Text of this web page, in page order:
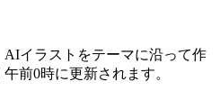
イラストをテーマに沿って作
前0時に更新されます。